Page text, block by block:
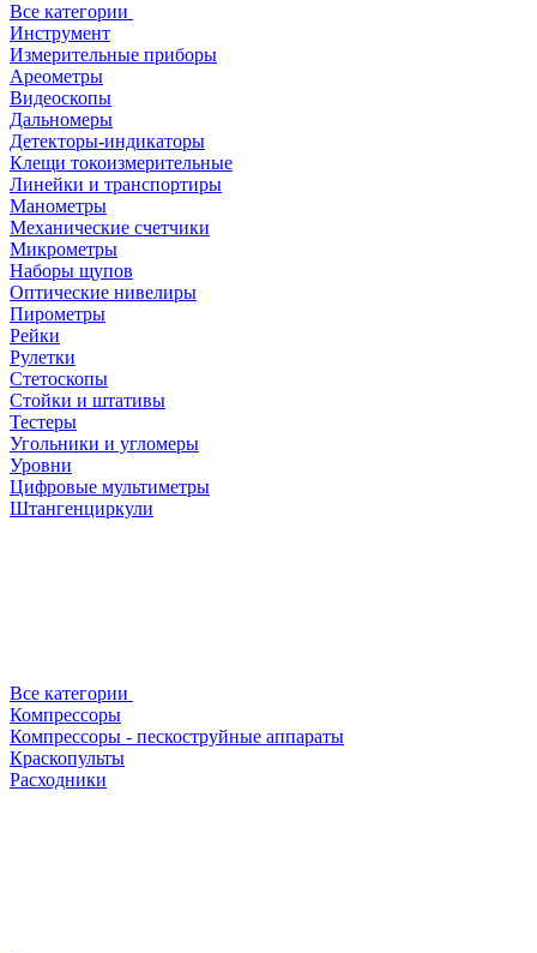
Все категории
Инструмент
Измерительные приборы
Ареометры
Видеоскопы
Дальномеры
Детекторы-индикаторы
Клещи токоизмерительные
Линейки и транспортиры
Манометры
Механические счетчики
Микрометры
Наборы щупов
Оптические нивелиры
Пирометры
Рейки
Рулетки
Стетоскопы
Стойки и штативы
Тестеры
Угольники и угломеры
Уровни
Цифровые мультиметры
Штангенциркули
Все категории
Компрессоры
Компрессоры - пескоструйные аппараты
Краскопульты
Расходники